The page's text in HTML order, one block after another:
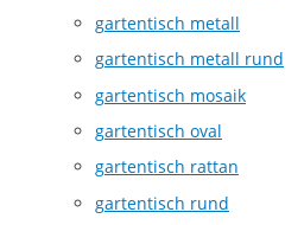
gartentisch metall
gartentisch metall rund
gartentisch mosaik
gartentisch oval
gartentisch rattan
gartentisch rund